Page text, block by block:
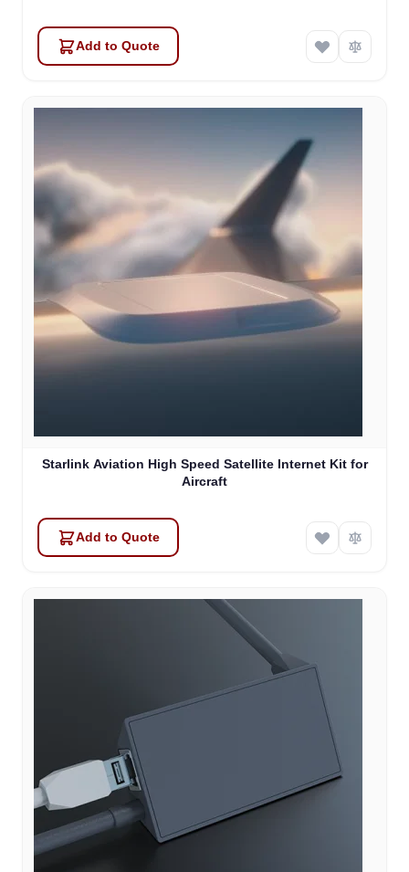
Add to Quote
Starlink Aviation High Speed Satellite Internet Kit for
Aircraft
Add to Quote